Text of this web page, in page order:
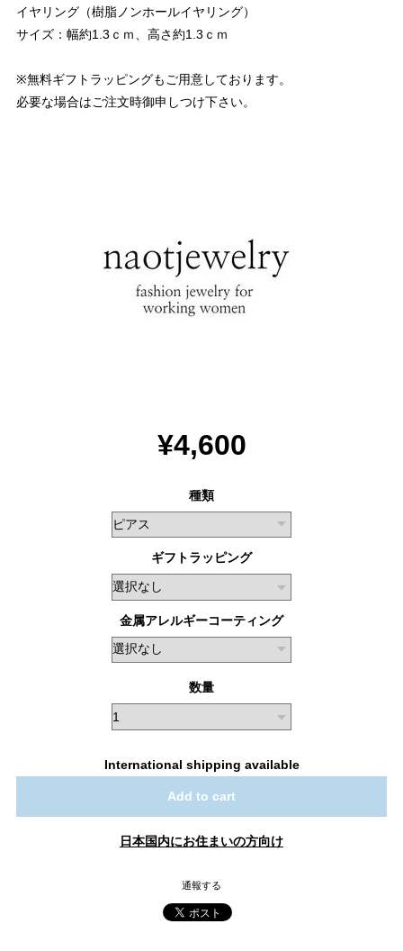
イヤリング（樹脂ノンホールイヤリング）
サイズ：幅約1.3ｃｍ、高さ約1.3ｃｍ
※無料ギフトラッピングもご用意しております。
必要な場合はご注文時御申しつけ下さい。
¥4,600
種類
ギフトラッピング
金属アレルギーコーティング
数量
International shipping available
Add to cart
日本国内にお住まいの方向け
通報する